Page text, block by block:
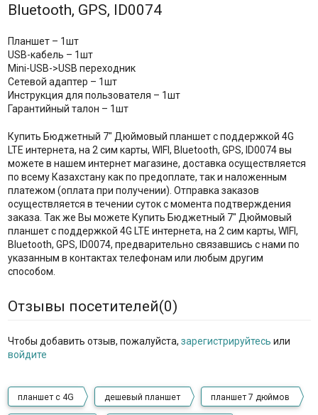
Bluetooth, GPS, ID0074
Планшет – 1шт
USB-кабель – 1шт
Mini-USB->USB переходник
Сетевой адаптер – 1шт
Инструкция для пользователя – 1шт
Гарантийный талон – 1шт
Купить Бюджетный 7" Дюймовый планшет с поддержкой 4G
LTE интернета, на 2 сим карты, WIFI, Bluetooth, GPS, ID0074 вы
можете в нашем интернет магазине, доставка осуществляется
по всему Казахстану как по предоплате, так и наложенным
платежом (оплата при получении). Отправка заказов
осуществляется в течении суток с момента подтверждения
заказа. Так же Вы можете Купить Бюджетный 7" Дюймовый
планшет с поддержкой 4G LTE интернета, на 2 сим карты, WIFI,
Bluetooth, GPS, ID0074, предварительно связавшись с нами по
указанным в контактах телефонам или любым другим
способом.
Отзывы посетителей(0)
Чтобы добавить отзыв, пожалуйста, зарегистрируйтесь или
войдите
планшет с 4G дешевый планшет планшет 7 дюймов